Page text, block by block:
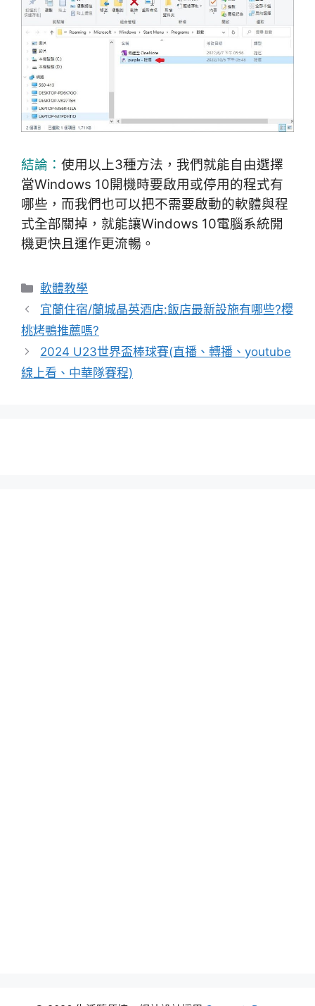
結論： 使用以上3種方法，我們就能自由選擇
當Windows 10開機時要啟用或停用的程式有
哪些，而我們也可以把不需要啟動的軟體與程
式全部關掉，就能讓Windows 10電腦系統開
機更快且運作更流暢。
分
類
軟體教學
宜蘭住宿/蘭城晶英酒店:飯店最新設施有哪些?櫻
桃烤鴨推薦嗎?
2024 U23世界盃棒球賽(直播、轉播、youtube
線上看、中華隊賽程)